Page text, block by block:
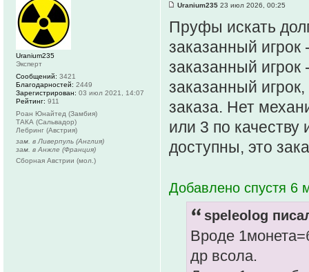
Uranium235 23 июл 2026, 00:25
Пруфы искать
заказанный
заказанный игрок
заказанный
заказа. Нет
или 3 по качеству
доступны, это
Добавлено спустя 6
speleolog
Вроде
др всола.
Uranium235
Эксперт
Сообщений: 3421
Благодарностей: 2449
Зарегистрирован: 03 июл 2021, 14:07
Рейтинг: 911
Роан Юнайтед (Замбия)
ТАКА (Сальвадор)
Лебринг (Австрия)
зам. в Ливерпуль (Англия)
зам. в Анжле (Франция)
Сборная Австрии (мол.)